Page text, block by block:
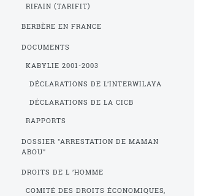
RIFAIN (TARIFIT)
BERBÈRE EN FRANCE
DOCUMENTS
KABYLIE 2001-2003
DÉCLARATIONS DE L’INTERWILAYA
DÉCLARATIONS DE LA CICB
RAPPORTS
DOSSIER "ARRESTATION DE MAMAN
ABOU"
DROITS DE L ’HOMME
COMITÉ DES DROITS ÉCONOMIQUES,